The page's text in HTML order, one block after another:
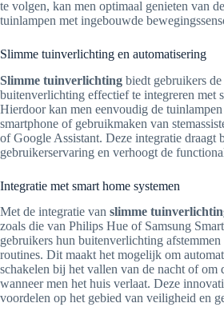
te volgen, kan men optimaal genieten van
tuinlampen met ingebouwde
Slimme tuinverlichting en automatisering
Slimme tuinverlichting biedt gebruikers
buitenverlichting effectief te integreren met
Hierdoor kan men eenvoudig de
smartphone of gebruikmaken van
of Google Assistant. Deze integratie draagt
gebruikerservaring en verhoogt de
Integratie met smart home systemen
Met de integratie van slimme
zoals die van Philips Hue of Samsung
gebruikers hun buitenverlichting
routines. Dit maakt het mogelijk om
schakelen bij het vallen van de nacht of om
wanneer men het huis verlaat. Deze
voordelen op het gebied van veiligheid en